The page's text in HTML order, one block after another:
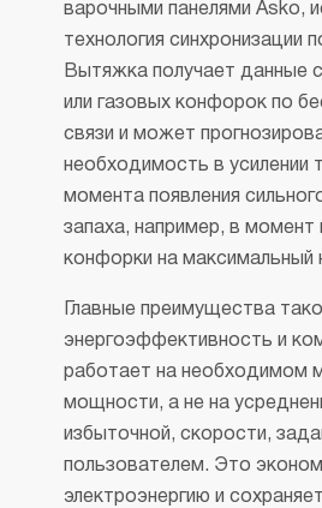
варочными панелями Asko,
технология синхронизации
Вытяжка получает данные
или газовых конфорок по
связи и может
необходимость в усилении
момента появления
запаха, например, в момент
конфорки на максимальный
Главные преимущества
энергоэффективность и
работает на необходимом
мощности, а не на
избыточной, скорости,
пользователем. Это
электроэнергию и